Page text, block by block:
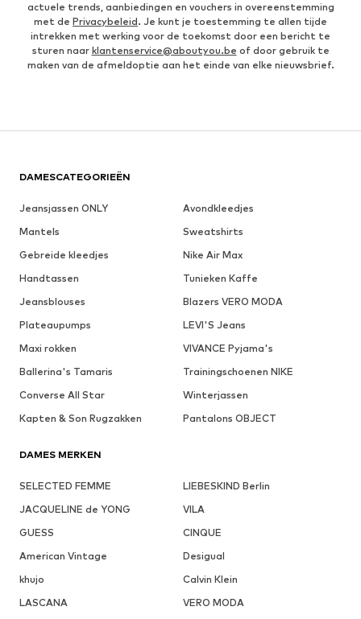
actuele trends, aanbiedingen en vouchers in overeenstemming
met de Privacybeleid. Je kunt je toestemming te allen tijde
intrekken met werking voor de toekomst door een bericht te
sturen naar klantenservice@aboutyou.be of door gebruik te
maken van de afmeldoptie aan het einde van elke nieuwsbrief.
DAMESCATEGORIEËN
Jeansjassen ONLY
Avondkleedjes
Mantels
Sweatshirts
Gebreide kleedjes
Nike Air Max
Handtassen
Tunieken Kaffe
Jeansblouses
Blazers VERO MODA
Plateaupumps
LEVI'S Jeans
Maxi rokken
VIVANCE Pyjama's
Ballerina's Tamaris
Trainingschoenen NIKE
Converse All Star
Winterjassen
Kapten & Son Rugzakken
Pantalons OBJECT
DAMES MERKEN
SELECTED FEMME
LIEBESKIND Berlin
JACQUELINE de YONG
VILA
GUESS
CINQUE
American Vintage
Desigual
khujo
Calvin Klein
LASCANA
VERO MODA